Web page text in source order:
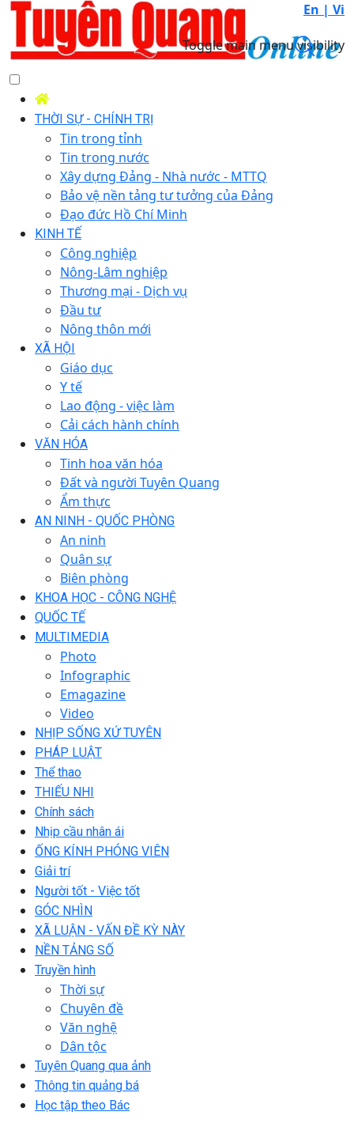
En | Vi
Toggle main menu visibility
THỜI SỰ - CHÍNH TRỊ
Tin trong tỉnh
Tin trong nước
Xây dựng Đảng - Nhà nước - MTTQ
Bảo vệ nền tảng tư tưởng của Đảng
Đạo đức Hồ Chí Minh
KINH TẾ
Công nghiệp
Nông-Lâm nghiệp
Thương mại - Dịch vụ
Đầu tư
Nông thôn mới
XÃ HỘI
Giáo dục
Y tế
Lao động - việc làm
Cải cách hành chính
VĂN HÓA
Tinh hoa văn hóa
Đất và người Tuyên Quang
Ẩm thực
AN NINH - QUỐC PHÒNG
An ninh
Quân sự
Biên phòng
KHOA HỌC - CÔNG NGHỆ
QUỐC TẾ
MULTIMEDIA
Photo
Infographic
Emagazine
Video
NHỊP SỐNG XỨ TUYÊN
PHÁP LUẬT
Thể thao
THIẾU NHI
Chính sách
Nhịp cầu nhân ái
ỐNG KÍNH PHÓNG VIÊN
Giải trí
Người tốt - Việc tốt
GÓC NHÌN
XÃ LUẬN - VẤN ĐỀ KỲ NÀY
NỀN TẢNG SỐ
Truyền hình
Thời sự
Chuyên đề
Văn nghệ
Dân tộc
Tuyên Quang qua ảnh
Thông tin quảng bá
Học tập theo Bác